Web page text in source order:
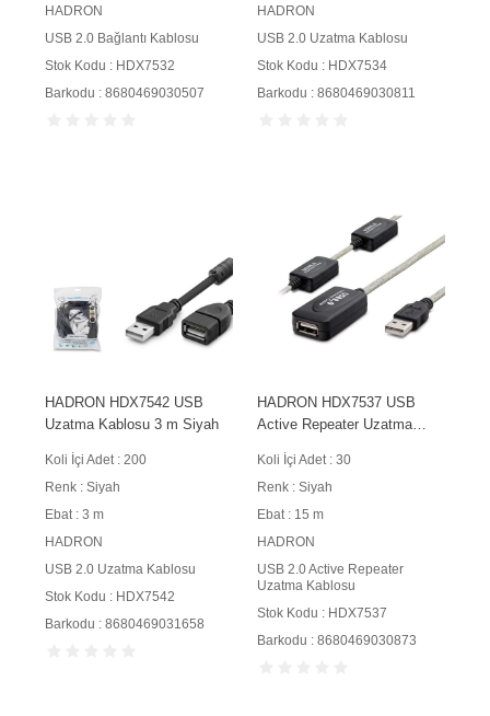
HADRON
USB 2.0 Bağlantı Kablosu
Stok Kodu : HDX7532
Barkodu : 8680469030507
HADRON
USB 2.0 Uzatma Kablosu
Stok Kodu : HDX7534
Barkodu : 8680469030811
HADRON HDX7542 USB
Uzatma Kablosu 3 m Siyah
Koli İçi Adet : 200
Renk : Siyah
Ebat : 3 m
HADRON
USB 2.0 Uzatma Kablosu
Stok Kodu : HDX7542
Barkodu : 8680469031658
HADRON HDX7537 USB
Active Repeater Uzatma
Koli İçi Adet : 30
Renk : Siyah
Ebat : 15 m
HADRON
USB 2.0 Active Repeater
Uzatma Kablosu
Stok Kodu : HDX7537
Barkodu : 8680469030873